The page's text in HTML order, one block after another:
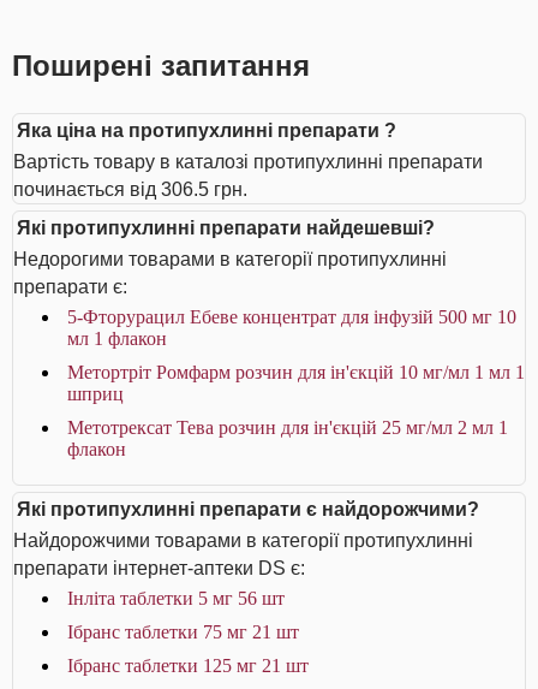
Поширені запитання
Яка ціна на протипухлинні препарати ?
Вартість товару в каталозі протипухлинні препарати
починається від 306.5 грн.
Які протипухлинні препарати найдешевші?
Недорогими товарами в категорії протипухлинні
препарати є:
5-Фторурацил Ебеве концентрат для інфузій 500 мг 10
мл 1 флакон
Метортріт Ромфарм розчин для ін'єкцій 10 мг/мл 1 мл 1
шприц
Метотрексат Тева розчин для ін'єкцій 25 мг/мл 2 мл 1
флакон
Які протипухлинні препарати є найдорожчими?
Найдорожчими товарами в категорії протипухлинні
препарати інтернет-аптеки DS є:
Інліта таблетки 5 мг 56 шт
Ібранс таблетки 75 мг 21 шт
Ібранс таблетки 125 мг 21 шт